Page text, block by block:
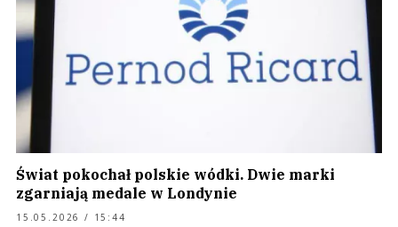
Świat pokochał polskie wódki. Dwie marki
zgarniają medale w Londynie
15.05.2026 / 15:44